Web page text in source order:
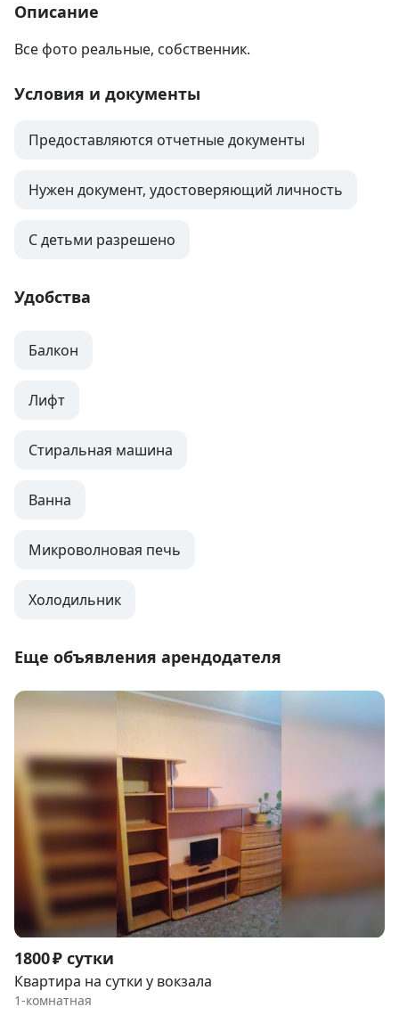
Описание
Все фото реальные, собственник.
Условия и документы
Предоставляются отчетные документы
Нужен документ, удостоверяющий личность
С детьми разрешено
Удобства
Балкон
Лифт
Стиральная машина
Ванна
Микроволновая печь
Холодильник
Еще объявления арендодателя
Item
1
of
1800 ₽ сутки
Квартира на сутки у вокзала
1-комнатная